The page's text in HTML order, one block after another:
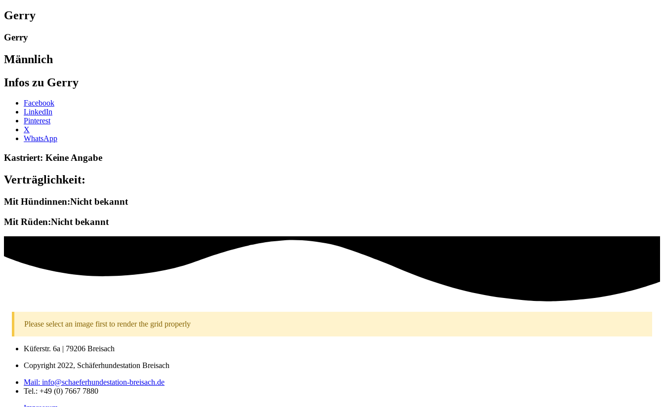
Gerry
Gerry
Männlich
Infos zu Gerry
Share
post
"Gerry-
2023"
Facebook
LinkedIn
Pinterest
X
WhatsApp
Kastriert: Keine Angabe
Verträglichkeit:
Mit Hündinnen:Nicht bekannt
Mit Rüden:Nicht bekannt
Please select an image first to render the grid properly
Küferstr. 6a | 79206 Breisach
Copyright 2022, Schäferhundestation Breisach
Mail: info@schaeferhundestation-breisach.de
Tel.: +49 (0) 7667 7880